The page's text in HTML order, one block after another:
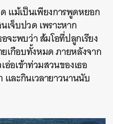
แม้เป็นเพียงการพูดหยอก
จ็บปวด เพราะหาก
จะพบว่า ส้มโอที่ปลูกเรียง
กือบทั้งหมด ภายหลังจาก
อ่อเข้าท่วมสวนของเธอ
ละกินเวลายาวนานนับ